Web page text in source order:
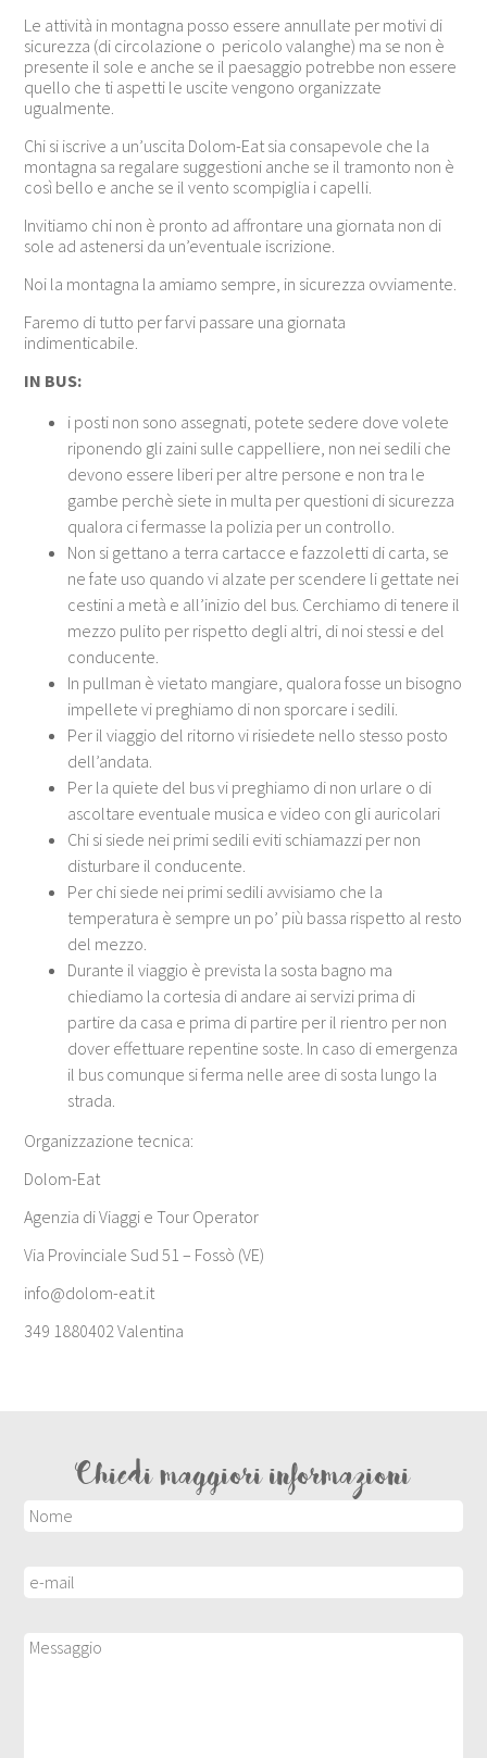
Le attività in montagna posso essere annullate per motivi di
sicurezza (di circolazione o pericolo valanghe) ma se non è
presente il sole e anche se il paesaggio potrebbe non essere
quello che ti aspetti le uscite vengono organizzate
ugualmente.
Chi si iscrive a un’uscita Dolom-Eat sia consapevole che la
montagna sa regalare suggestioni anche se il tramonto non è
così bello e anche se il vento scompiglia i capelli.
Invitiamo chi non è pronto ad affrontare una giornata non di
sole ad astenersi da un’eventuale iscrizione.
Noi la montagna la amiamo sempre, in sicurezza ovviamente.
Faremo di tutto per farvi passare una giornata
indimenticabile.
IN BUS:
i posti non sono assegnati, potete sedere dove volete
riponendo gli zaini sulle cappelliere, non nei sedili che
devono essere liberi per altre persone e non tra le
gambe perchè siete in multa per questioni di sicurezza
qualora ci fermasse la polizia per un controllo.
Non si gettano a terra cartacce e fazzoletti di carta, se
ne fate uso quando vi alzate per scendere li gettate nei
cestini a metà e all’inizio del bus. Cerchiamo di tenere il
mezzo pulito per rispetto degli altri, di noi stessi e del
conducente.
In pullman è vietato mangiare, qualora fosse un bisogno
impellete vi preghiamo di non sporcare i sedili.
Per il viaggio del ritorno vi risiedete nello stesso posto
dell’andata.
Per la quiete del bus vi preghiamo di non urlare o di
ascoltare eventuale musica e video con gli auricolari
Chi si siede nei primi sedili eviti schiamazzi per non
disturbare il conducente.
Per chi siede nei primi sedili avvisiamo che la
temperatura è sempre un po’ più bassa rispetto al resto
del mezzo.
Durante il viaggio è prevista la sosta bagno ma
chiediamo la cortesia di andare ai servizi prima di
partire da casa e prima di partire per il rientro per non
dover effettuare repentine soste. In caso di emergenza
il bus comunque si ferma nelle aree di sosta lungo la
strada.
Organizzazione tecnica:
Dolom-Eat
Agenzia di Viaggi e Tour Operator
Via Provinciale Sud 51 – Fossò (VE)
info@dolom-eat.it
349 1880402 Valentina
Chiedi maggiori informazioni